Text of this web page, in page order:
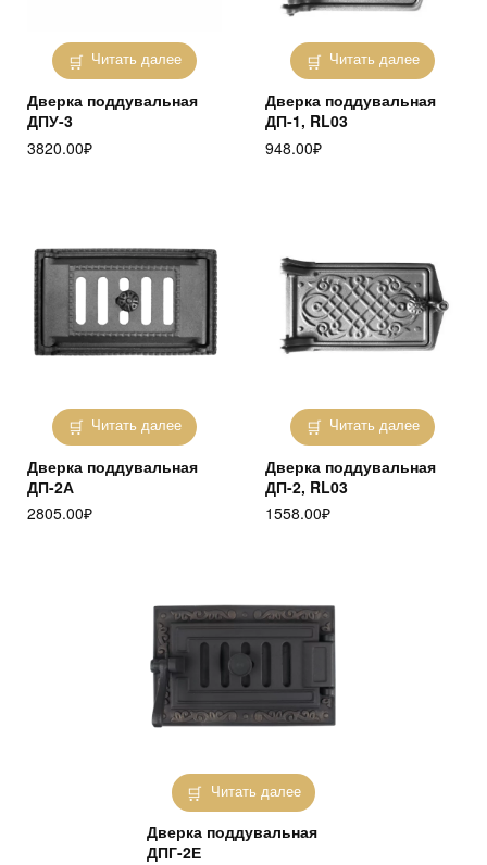
Читать далее
Дверка поддувальная
ДПУ-3
3820.00₽
Читать далее
Дверка поддувальная
ДП-1, RL03
948.00₽
Читать далее
Дверка поддувальная
ДП-2А
2805.00₽
Читать далее
Дверка поддувальная
ДП-2, RL03
1558.00₽
Читать далее
Дверка поддувальная
ДПГ-2Е